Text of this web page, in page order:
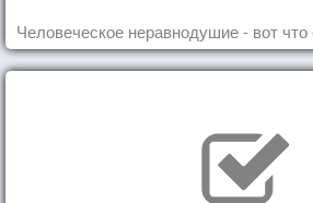
Человеческое неравнодушие - вот что